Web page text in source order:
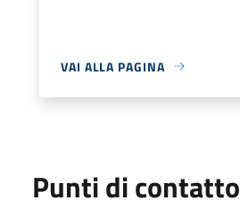
VAI ALLA PAGINA
Punti di contatto